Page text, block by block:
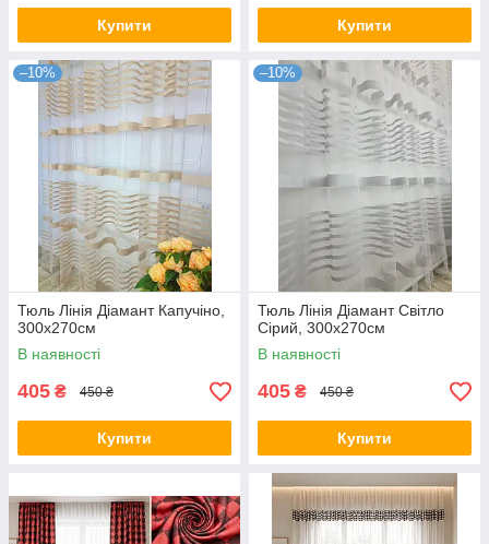
Купити Купити
–10%
Тюль Лінія Діамант Капучіно,
300х270см
В наявності
405 ₴ 450 ₴
Купити
–10%
Тюль Лінія Діамант Світло
Сірий, 300х270см
В наявності
405 ₴ 450 ₴
Купити